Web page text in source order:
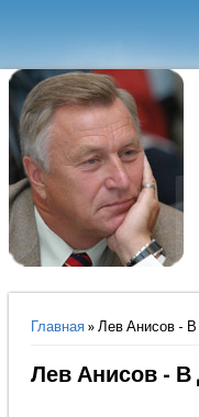
Вы здесь
Главная» Лев Анисов
Лев Анисов -